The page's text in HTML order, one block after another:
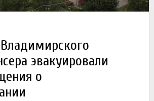
эвакуировали
о